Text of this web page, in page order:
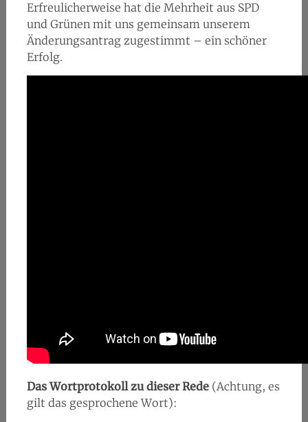
Erfreulicherweise hat die Mehrheit aus SPD
und Grünen mit uns gemeinsam unserem
Änderungsantrag zugestimmt – ein schöner
Erfolg.
Das Wortprotokoll zu dieser Rede(Achtung, es
gilt das gesprochene Wort):